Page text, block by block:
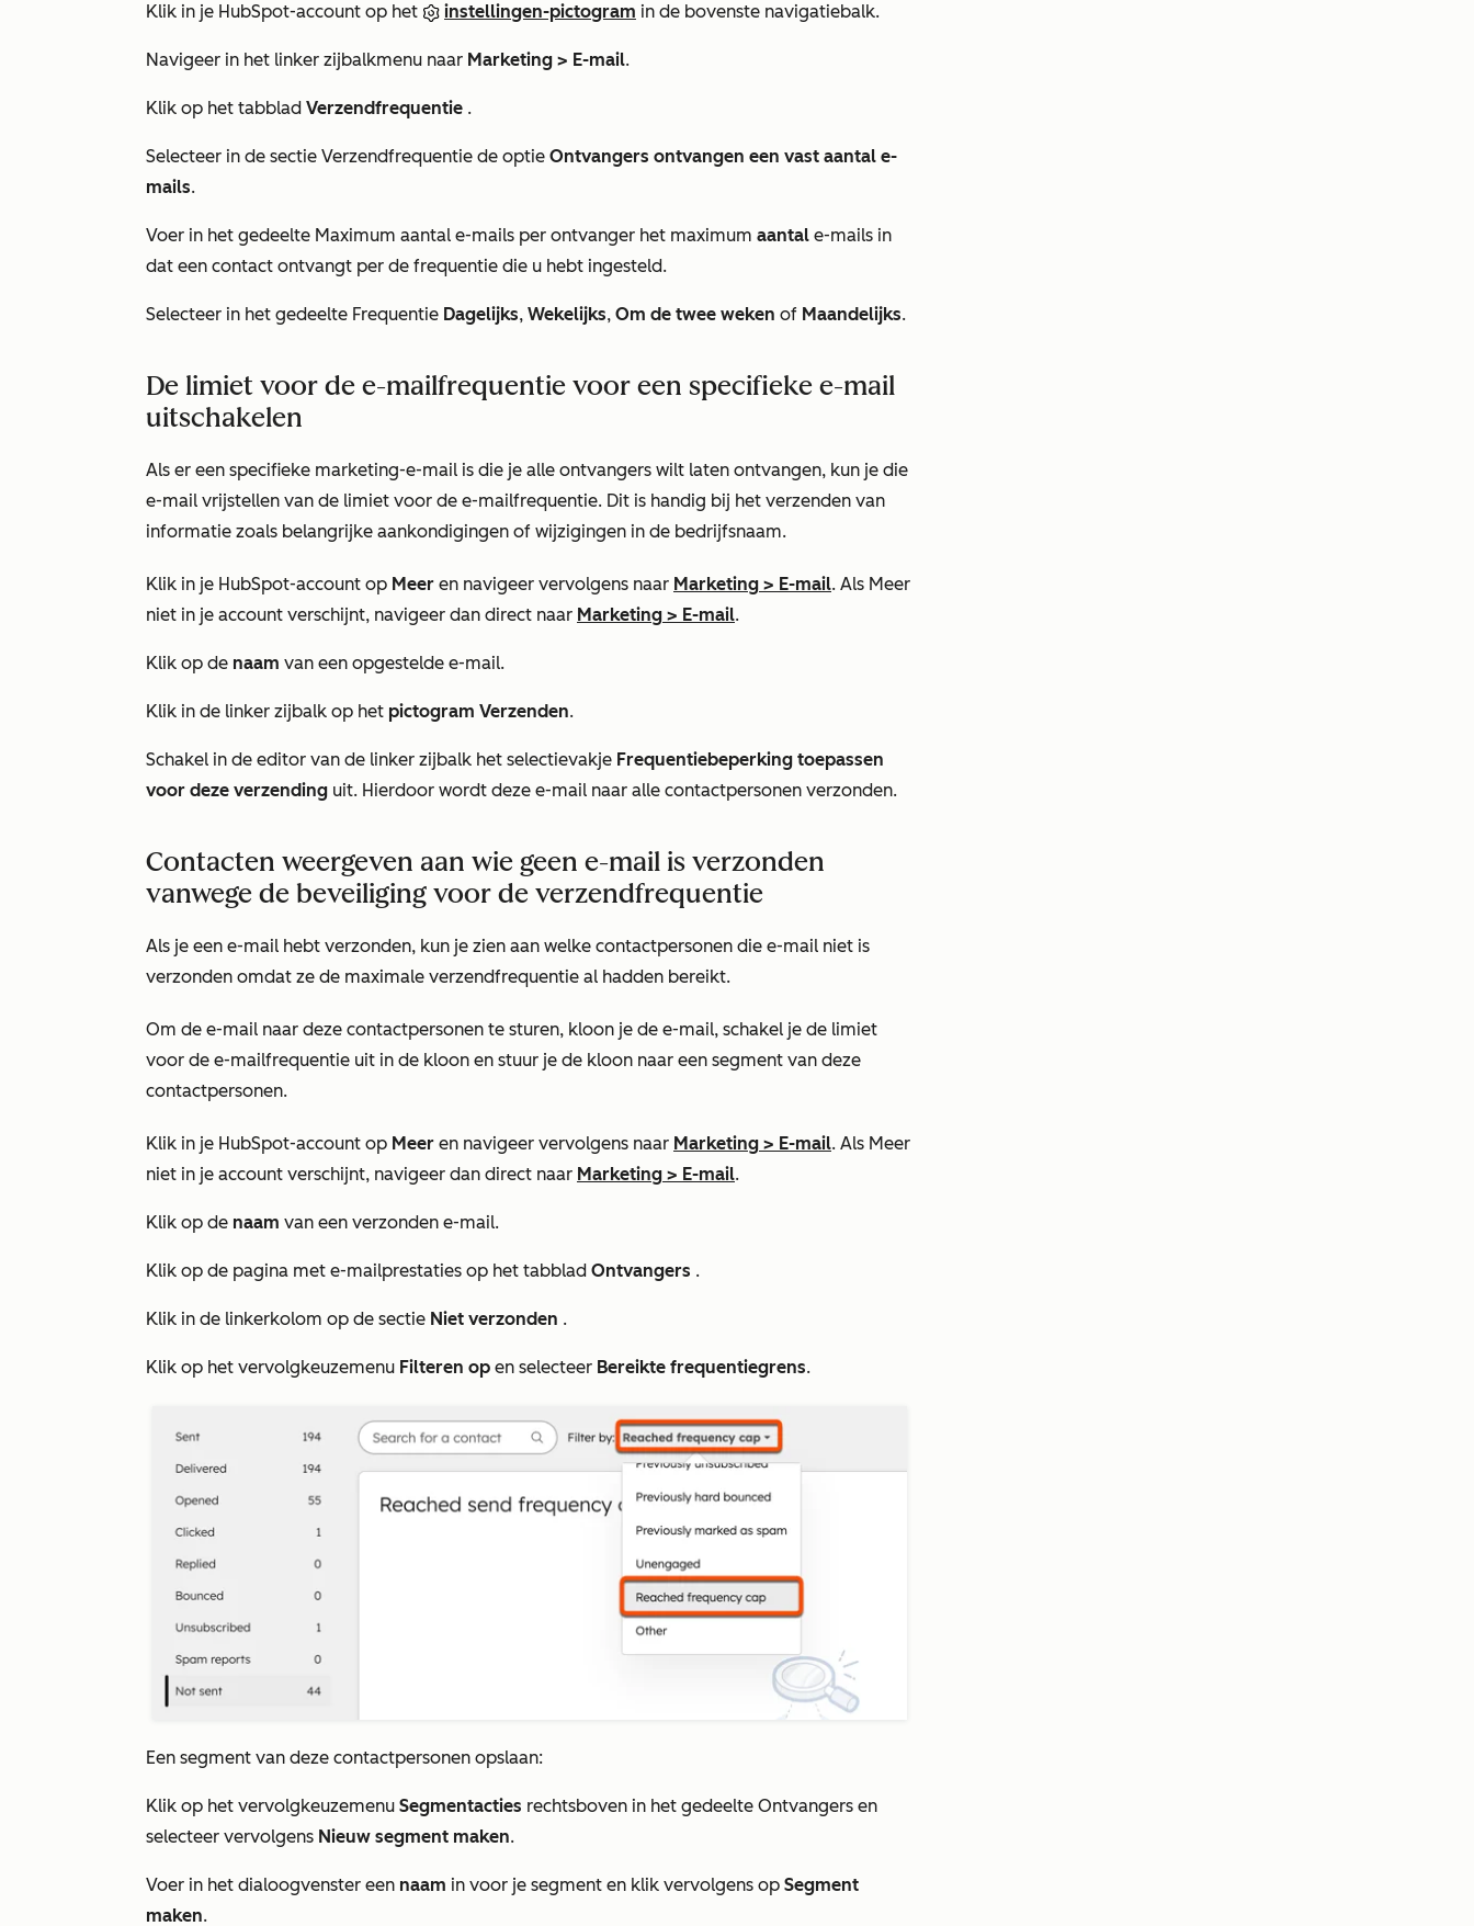
Klik in je HubSpot-account op het instellingen-pictogram in de bovenste navigatiebalk.
Navigeer in het linker zijbalkmenu naar Marketing > E-mail.
Klik op het tabblad Verzendfrequentie .
Selecteer in de sectie Verzendfrequentie de optie Ontvangers ontvangen een vast aantal e-
mails.
Voer in het gedeelte Maximum aantal e-mails per ontvanger het maximum aantal e-mails in
dat een contact ontvangt per de frequentie die u hebt ingesteld.
Selecteer in het gedeelte Frequentie Dagelijks, Wekelijks, Om de twee weken of Maandelijks.
De limiet voor de e-mailfrequentie voor een specifieke e-mail
uitschakelen
Als er een specifieke marketing-e-mail is die je alle ontvangers wilt laten ontvangen, kun je die
e-mail vrijstellen van de limiet voor de e-mailfrequentie. Dit is handig bij het verzenden van
informatie zoals belangrijke aankondigingen of wijzigingen in de bedrijfsnaam.
Klik in je HubSpot-account op Meer en navigeer vervolgens naar Marketing > E-mail. Als Meer
niet in je account verschijnt, navigeer dan direct naar Marketing > E-mail.
Klik op de naam van een opgestelde e-mail.
Klik in de linker zijbalk op het pictogram Verzenden.
Schakel in de editor van de linker zijbalk het selectievakje Frequentiebeperking toepassen
voor deze verzending uit. Hierdoor wordt deze e-mail naar alle contactpersonen verzonden.
Contacten weergeven aan wie geen e-mail is verzonden
vanwege de beveiliging voor de verzendfrequentie
Als je een e-mail hebt verzonden, kun je zien aan welke contactpersonen die e-mail niet is
verzonden omdat ze de maximale verzendfrequentie al hadden bereikt.
Om de e-mail naar deze contactpersonen te sturen, kloon je de e-mail, schakel je de limiet
voor de e-mailfrequentie uit in de kloon en stuur je de kloon naar een segment van deze
contactpersonen.
Klik in je HubSpot-account op Meer en navigeer vervolgens naar Marketing > E-mail. Als Meer
niet in je account verschijnt, navigeer dan direct naar Marketing > E-mail.
Klik op de naam van een verzonden e-mail.
Klik op de pagina met e-mailprestaties op het tabblad Ontvangers .
Klik in de linkerkolom op de sectie Niet verzonden .
Klik op het vervolgkeuzemenu Filteren op en selecteer Bereikte frequentiegrens.
Een segment van deze contactpersonen opslaan:
Klik op het vervolgkeuzemenu Segmentacties rechtsboven in het gedeelte Ontvangers en
selecteer vervolgens Nieuw segment maken.
Voer in het dialoogvenster een naam in voor je segment en klik vervolgens op Segment
maken.